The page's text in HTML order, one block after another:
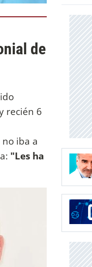
de
recién 6
iba a
"Les ha